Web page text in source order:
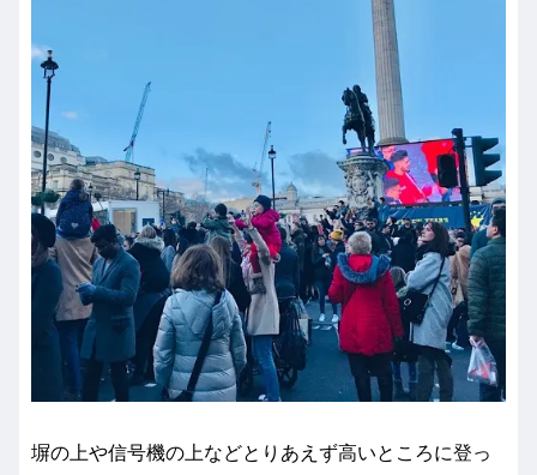
塀の上や信号機の上などとりあえず高いところに登っ